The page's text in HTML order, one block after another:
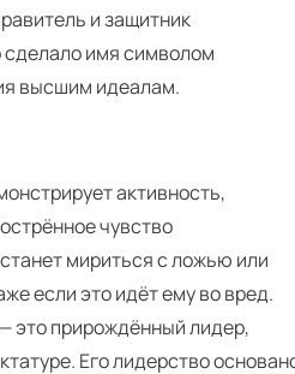
и защитник
сделало имя символом
высшим идеалам.
активность,
чувство
мириться с ложью или
если это идёт ему во вред.
это прирождённый лидер,
Его лидерство